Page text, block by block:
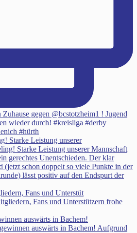
Starke Leistung unserer
Fans und Unterstüt
auswärts in Bachem!